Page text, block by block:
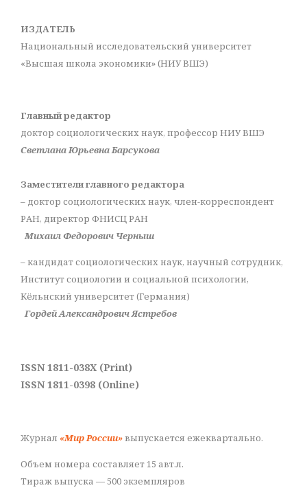
ИЗДАТЕЛЬ
Национальный исследовательский университет
«Высшая школа экономики» (НИУ ВШЭ)
Главный редактор
доктор социологических наук, профессор НИУ ВШЭ
Светлана Юрьевна Барсукова
Заместители главного редактора
– доктор социологических наук, член-корреспондент
РАН, директор ФНИСЦ РАН
Михаил Федорович Черныш
– кандидат социологических наук, научный сотрудник,
Институт социологии и социальной психологии,
Кёльнский университет (Германия)
Гордей Александрович Ястребов
ISSN 1811-038X (Print)
ISSN 1811-0398 (Online)
Журнал «Мир России»выпускается ежеквартально.
Объем номера составляет 15 авт.л.
Тираж выпуска — 500 экземпляров